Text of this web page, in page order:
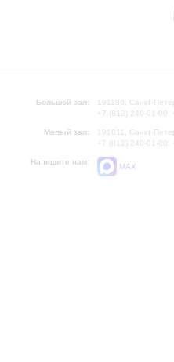
Большой зал:
191186, Санкт-
+7 (812) 240-01-00,
Малый зал:
191011, Санкт-
+7 (812) 240-01-00,
Напишите нам:
MAX